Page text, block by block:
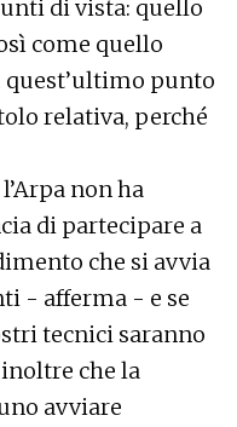
di vista: quello
come quello
quest’ultimo punto
relativa, perché
non ha
di partecipare a
che si avvia
- afferma - e se
tecnici saranno
che la
avviare